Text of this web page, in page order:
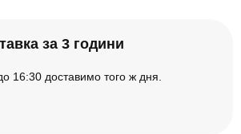
за 3 години
16:30 доставимо того ж дня.